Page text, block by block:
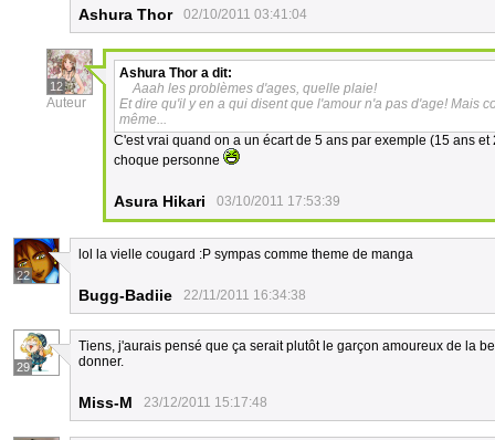
Ashura Thor 02/10/2011 03:41:04
12
Auteur
Ashura Thor a dit:
Aaah les problèmes d'ages, quelle plaie!
Et dire qu'il y en a qui disent que l'amour n'a pas d'age! Mais
même...
C'est vrai quand on a un écart de 5 ans par exemple (15 ans
choque personne
Asura Hikari 03/10/2011 17:53:39
22
lol la vielle cougard :P sympas comme theme de manga
Bugg-Badiie 22/11/2011 16:34:38
29
Tiens, j'aurais pensé que ça serait plutôt le garçon amoureux de la
donner.
Miss-M 23/12/2011 15:17:48